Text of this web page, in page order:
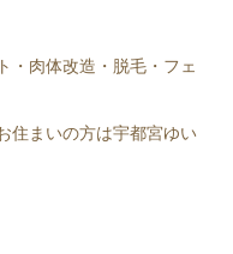
・肉体改造・脱毛・フェ
住まいの方は宇都宮ゆい